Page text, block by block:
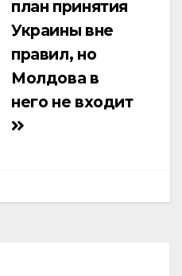
план принятия
Украины вне
правил, но
Молдова в
него не входит